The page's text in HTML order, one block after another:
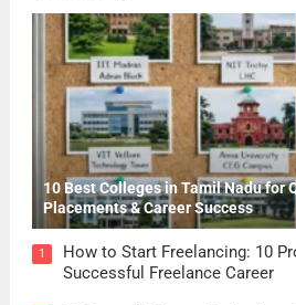
10 Best Colleges in Tamil Nadu for
Placements & Career Success
1
How to Start Freelancing: 10
Successful Freelance Career